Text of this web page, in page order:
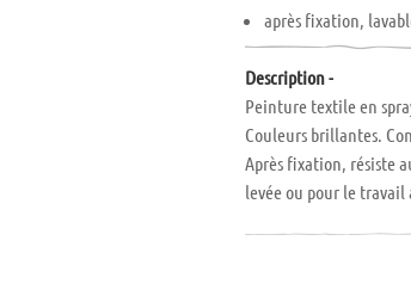
après fixation,
Description -
Peinture textile en
Couleurs brillantes.
Après fixation, résiste
levée ou pour le travail